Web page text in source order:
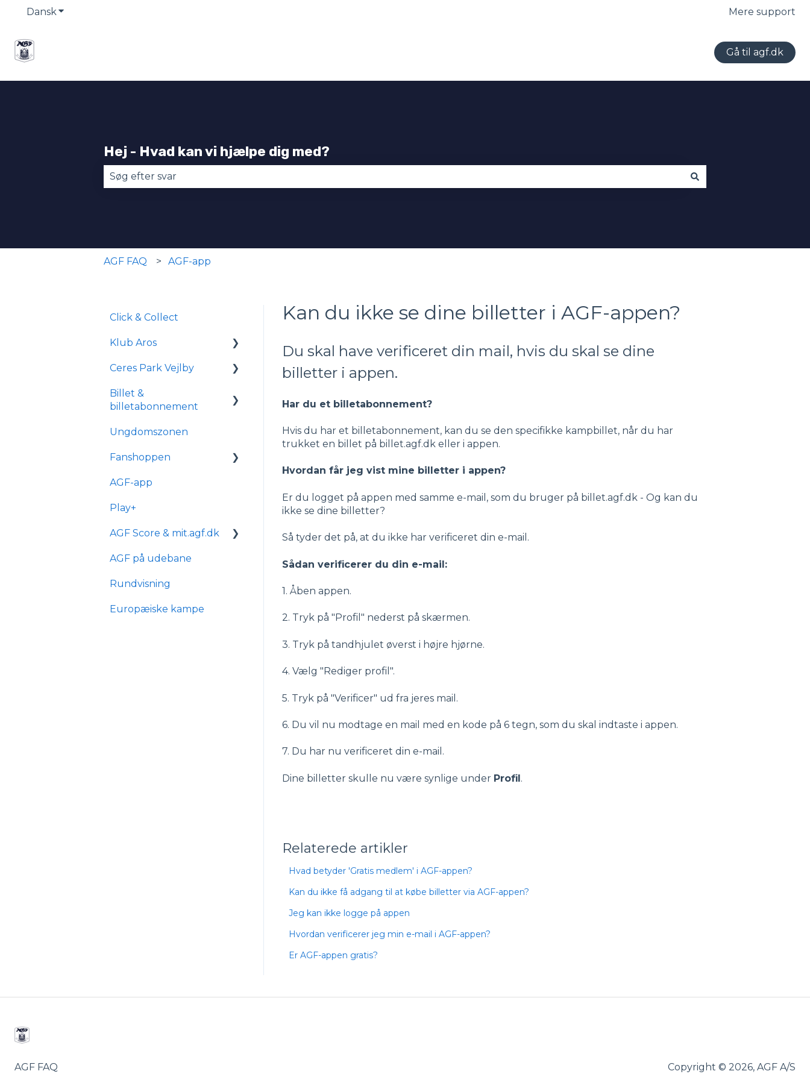
DanskVis undermenu for oversættelser Mere support
Gå til agf.dk
Hej - Hvad kan vi hjælpe dig med?
AGF FAQ AGF-app
Kan du ikke se dine billetter i AGF-appen?
Du skal have verificeret din mail, hvis du skal se dine
billetter i appen.
Har du et billetabonnement?
Hvis du har et billetabonnement, kan du se den specifikke kampbillet, når du har
trukket en billet på billet.agf.dk eller i appen.
Hvordan får jeg vist mine billetter i appen?
Er du logget på appen med samme e-mail, som du bruger på billet.agf.dk - Og kan du
ikke se dine billetter?
Så tyder det på, at du ikke har verificeret din e-mail.
Sådan verificerer du din e-mail:
1. Åben appen.
2. Tryk på "Profil" nederst på skærmen.
3. Tryk på tandhjulet øverst i højre hjørne.
4. Vælg "Rediger profil".
5. Tryk på "Verificer" ud fra jeres mail.
6. Du vil nu modtage en mail med en kode på 6 tegn, som du skal indtaste i appen.
7. Du har nu verificeret din e-mail.
Dine billetter skulle nu være synlige under Profil.
Relaterede artikler
Hvad betyder 'Gratis medlem' i AGF-appen?
Kan du ikke få adgang til at købe billetter via AGF-appen?
Jeg kan ikke logge på appen
Hvordan verificerer jeg min e-mail i AGF-appen?
Er AGF-appen gratis?
Click & Collect
Klub Aros
Om Klub Aros
Hvad indeholder Klub
Aros?
Tilmelding og
Ceres Park Vejlby
Information om Ceres
Park Vejlby
Transport og parkering
Forhold for
kørestolsbrugere
Billet &
billetabonnement
Generelle spørgsmål
Om
nt
Billetkøb
Billetabonnement
Typer af
Ungdomszonen
Fanshoppen
Generelle spørgsmål
Bestilling & ordre
Levering
AGF-app
Play+
AGF Score & mit.agf.dk
mit.agf
AGF score
AGF på udebane
Rundvisning
Europæiske kampe
AGF FAQ Copyright © 2026, AGF A/S